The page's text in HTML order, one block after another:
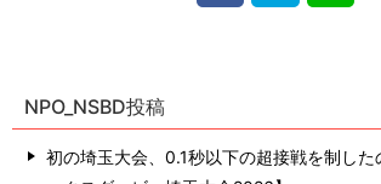
NPO_NSBD投稿
初の埼玉大会、0.1秒以下の超接戦を制した